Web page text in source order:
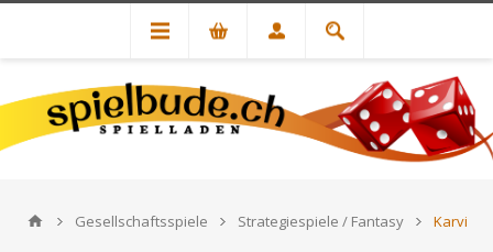
Gesellschaftsspiele Strategiespiele / Fantasy Karvi